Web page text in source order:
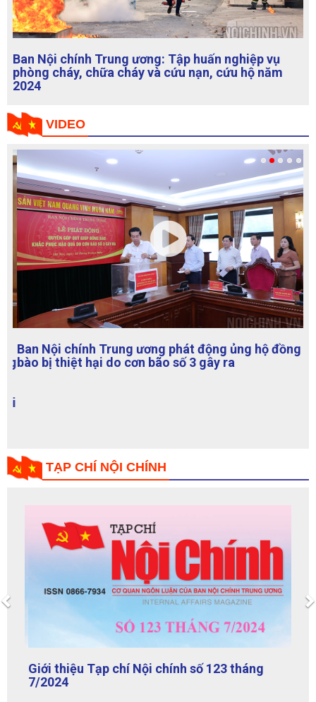
Ban Nội chính Trung ương: Tập huấn nghiệp vụ
phòng cháy, chữa cháy và cứu nạn, cứu hộ năm
2024
VIDEO
Ban Nội chính Trung ương phát động ủng hộ đồng
bào bị thiệt hại do cơn bão số 3 gây ra
Giới thiệu Tạp chí Nội chính số 123 tháng
Previous
VĂN BẢN NỘI CHÍNH & PCTN